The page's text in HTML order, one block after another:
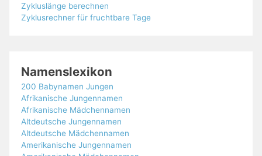
Zykluslänge berechnen
Zyklusrechner für fruchtbare Tage
Namenslexikon
200 Babynamen Jungen
Afrikanische Jungennamen
Afrikanische Mädchennamen
Altdeutsche Jungennamen
Altdeutsche Mädchennamen
Amerikanische Jungennamen